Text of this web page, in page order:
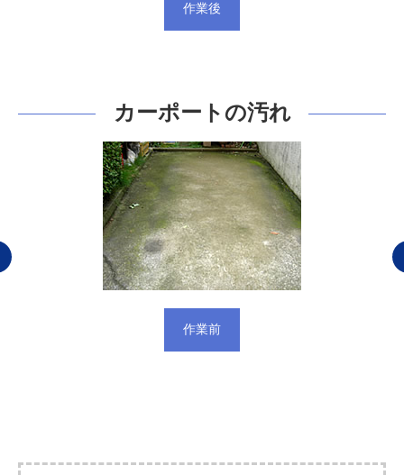
作業後
カーポートの汚れ
作業前